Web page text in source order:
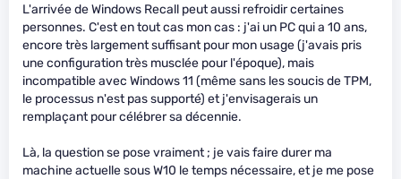
L'arrivée de Windows Recall peut aussi refroidir certaines
personnes. C'est en tout cas mon cas : j'ai un PC qui a 10 ans,
encore très largement suffisant pour mon usage (j'avais pris
une configuration très musclée pour l'époque), mais
incompatible avec Windows 11 (même sans les soucis de TPM,
le processus n'est pas supporté) et j'envisagerais un
remplaçant pour célébrer sa décennie.
Là, la question se pose vraiment ; je vais faire durer ma
machine actuelle sous W10 le temps nécessaire, et je me pose